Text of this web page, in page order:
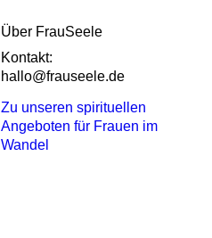
Über FrauSeele
Kontakt:
hallo@frauseele.de
Zu unseren spirituellen
Angeboten für Frauen im
Wandel